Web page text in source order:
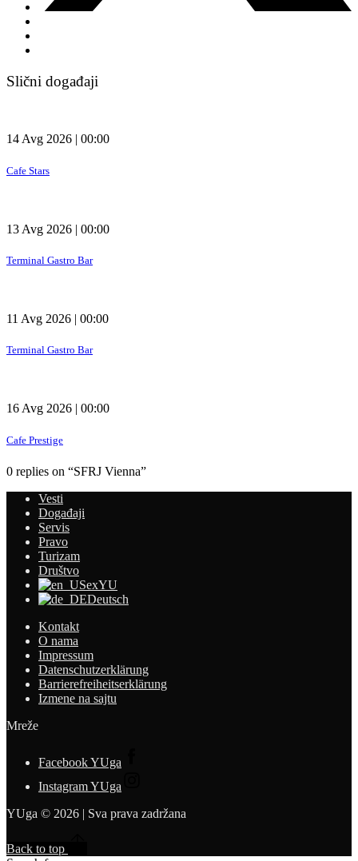
Slični događaji
14 Avg 2026 | 00:00
Cafe Stars
13 Avg 2026 | 00:00
Terminal Gastro Bar
11 Avg 2026 | 00:00
Terminal Gastro Bar
16 Avg 2026 | 00:00
Cafe Prestige
0 replies on “SFRJ Vienna”
Vesti
Događaji
Servis
Pravo
Turizam
Društvo
exYU
Deutsch
Kontakt
O nama
Impressum
Datenschutzerklärung
Barrierefreiheitserklärung
Izmene na sajtu
Mreže
Facebook YUga
Instagram YUga
YUga © 2026 | Sva prava zadržana
Back to top